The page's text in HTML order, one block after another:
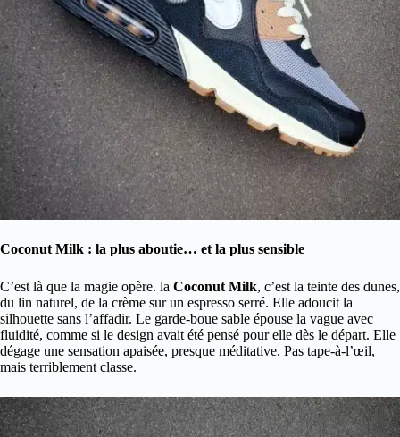
Coconut Milk : la plus aboutie… et la plus sensible
C’est là que la magie opère. la Coconut Milk, c’est la teinte des dunes,
du lin naturel, de la crème sur un espresso serré. Elle adoucit la
silhouette sans l’affadir. Le garde-boue sable épouse la vague avec
fluidité, comme si le design avait été pensé pour elle dès le départ. Elle
dégage une sensation apaisée, presque méditative. Pas tape-à-l’œil,
mais terriblement classe.